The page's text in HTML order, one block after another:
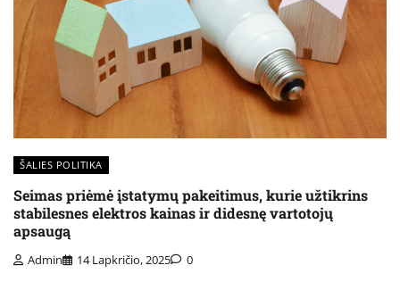
ŠALIES POLITIKA
Seimas priėmė įstatymų pakeitimus, kurie užtikrins
stabilesnes elektros kainas ir didesnę vartotojų
apsaugą
Admin 14 Lapkričio, 2025 0